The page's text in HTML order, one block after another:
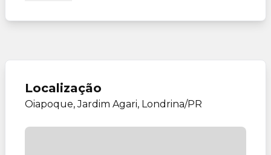
Localização
Oiapoque, Jardim Agari, Londrina/PR